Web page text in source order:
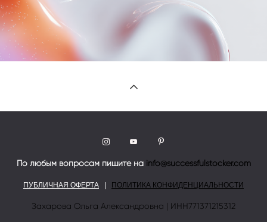
По любым вопросам пишите на info@successfulstocker.com
ПУБЛИЧНАЯ ОФЕРТА | ПОЛИТИКА КОНФИДЕНЦИАЛЬНОСТИ
Захарова Ольга Александровна | ИНН771371215312